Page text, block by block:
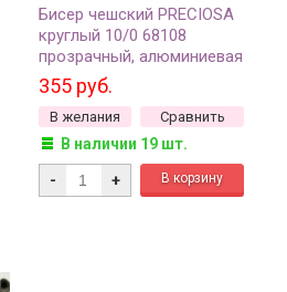
Бисер чешский PRECIOSA
круглый 10/0 68108
прозрачный, алюминиевая
линия внутри, 1 сорт, 50г
355 руб.
В желания Сравнить
В наличии 19 шт.
- +